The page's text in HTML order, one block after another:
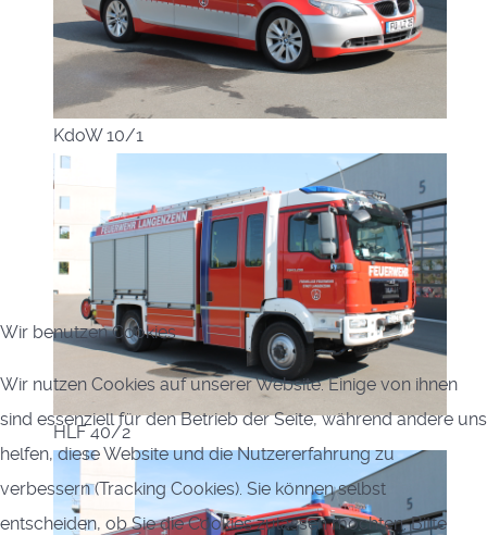
KdoW 10/1
HLF 40/2
Wir benutzen Cookies
Wir nutzen Cookies auf unserer Website. Einige von ihnen
sind essenziell für den Betrieb der Seite, während andere uns
helfen, diese Website und die Nutzererfahrung zu
verbessern (Tracking Cookies). Sie können selbst
entscheiden, ob Sie die Cookies zulassen möchten. Bitte